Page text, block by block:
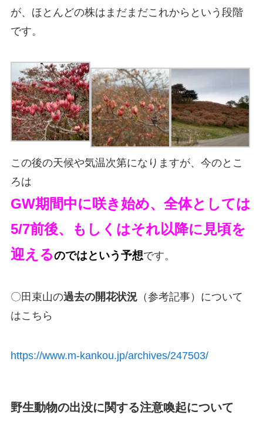
が、ほとんどの株はまだまだこれからという段階
です。
この後の天候や気温次第になりますが、今のとこ
ろは
GW期間中に咲き始め、全体としては
5/7前後、もしくはそれ以降に見頃を
迎えるのではという予想です。
〇田束山の過去の開花状況（参考記事）について
はこちら
https://www.m-kankou.jp/archives/247503/
野生動物の出没に関する注意喚起について